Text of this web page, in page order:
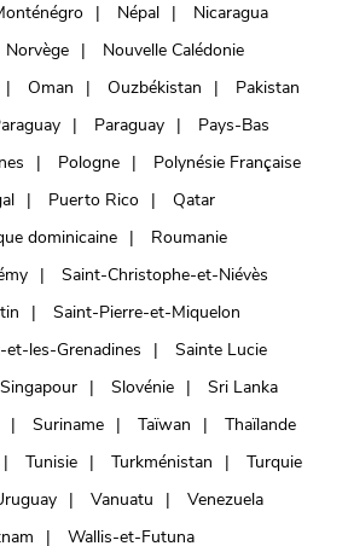
Népal
Nicaragua
Norvège
Nouvelle Calédonie
Oman Ouzbékistan
Pakistan
Paraguay
Pays-Bas
Pologne
Polynésie Française
Puerto Rico
Qatar
dominicaine
Roumanie
Saint-Christophe-et-Niévès
Saint-Pierre-et-Miquelon
les-Grenadines
Sainte Lucie
Singapour Slovénie
Sri Lanka
Suriname Taïwan
Thaïlande
Tunisie Turkménistan
Turquie
Vanuatu
Venezuela
Wallis-et-Futuna